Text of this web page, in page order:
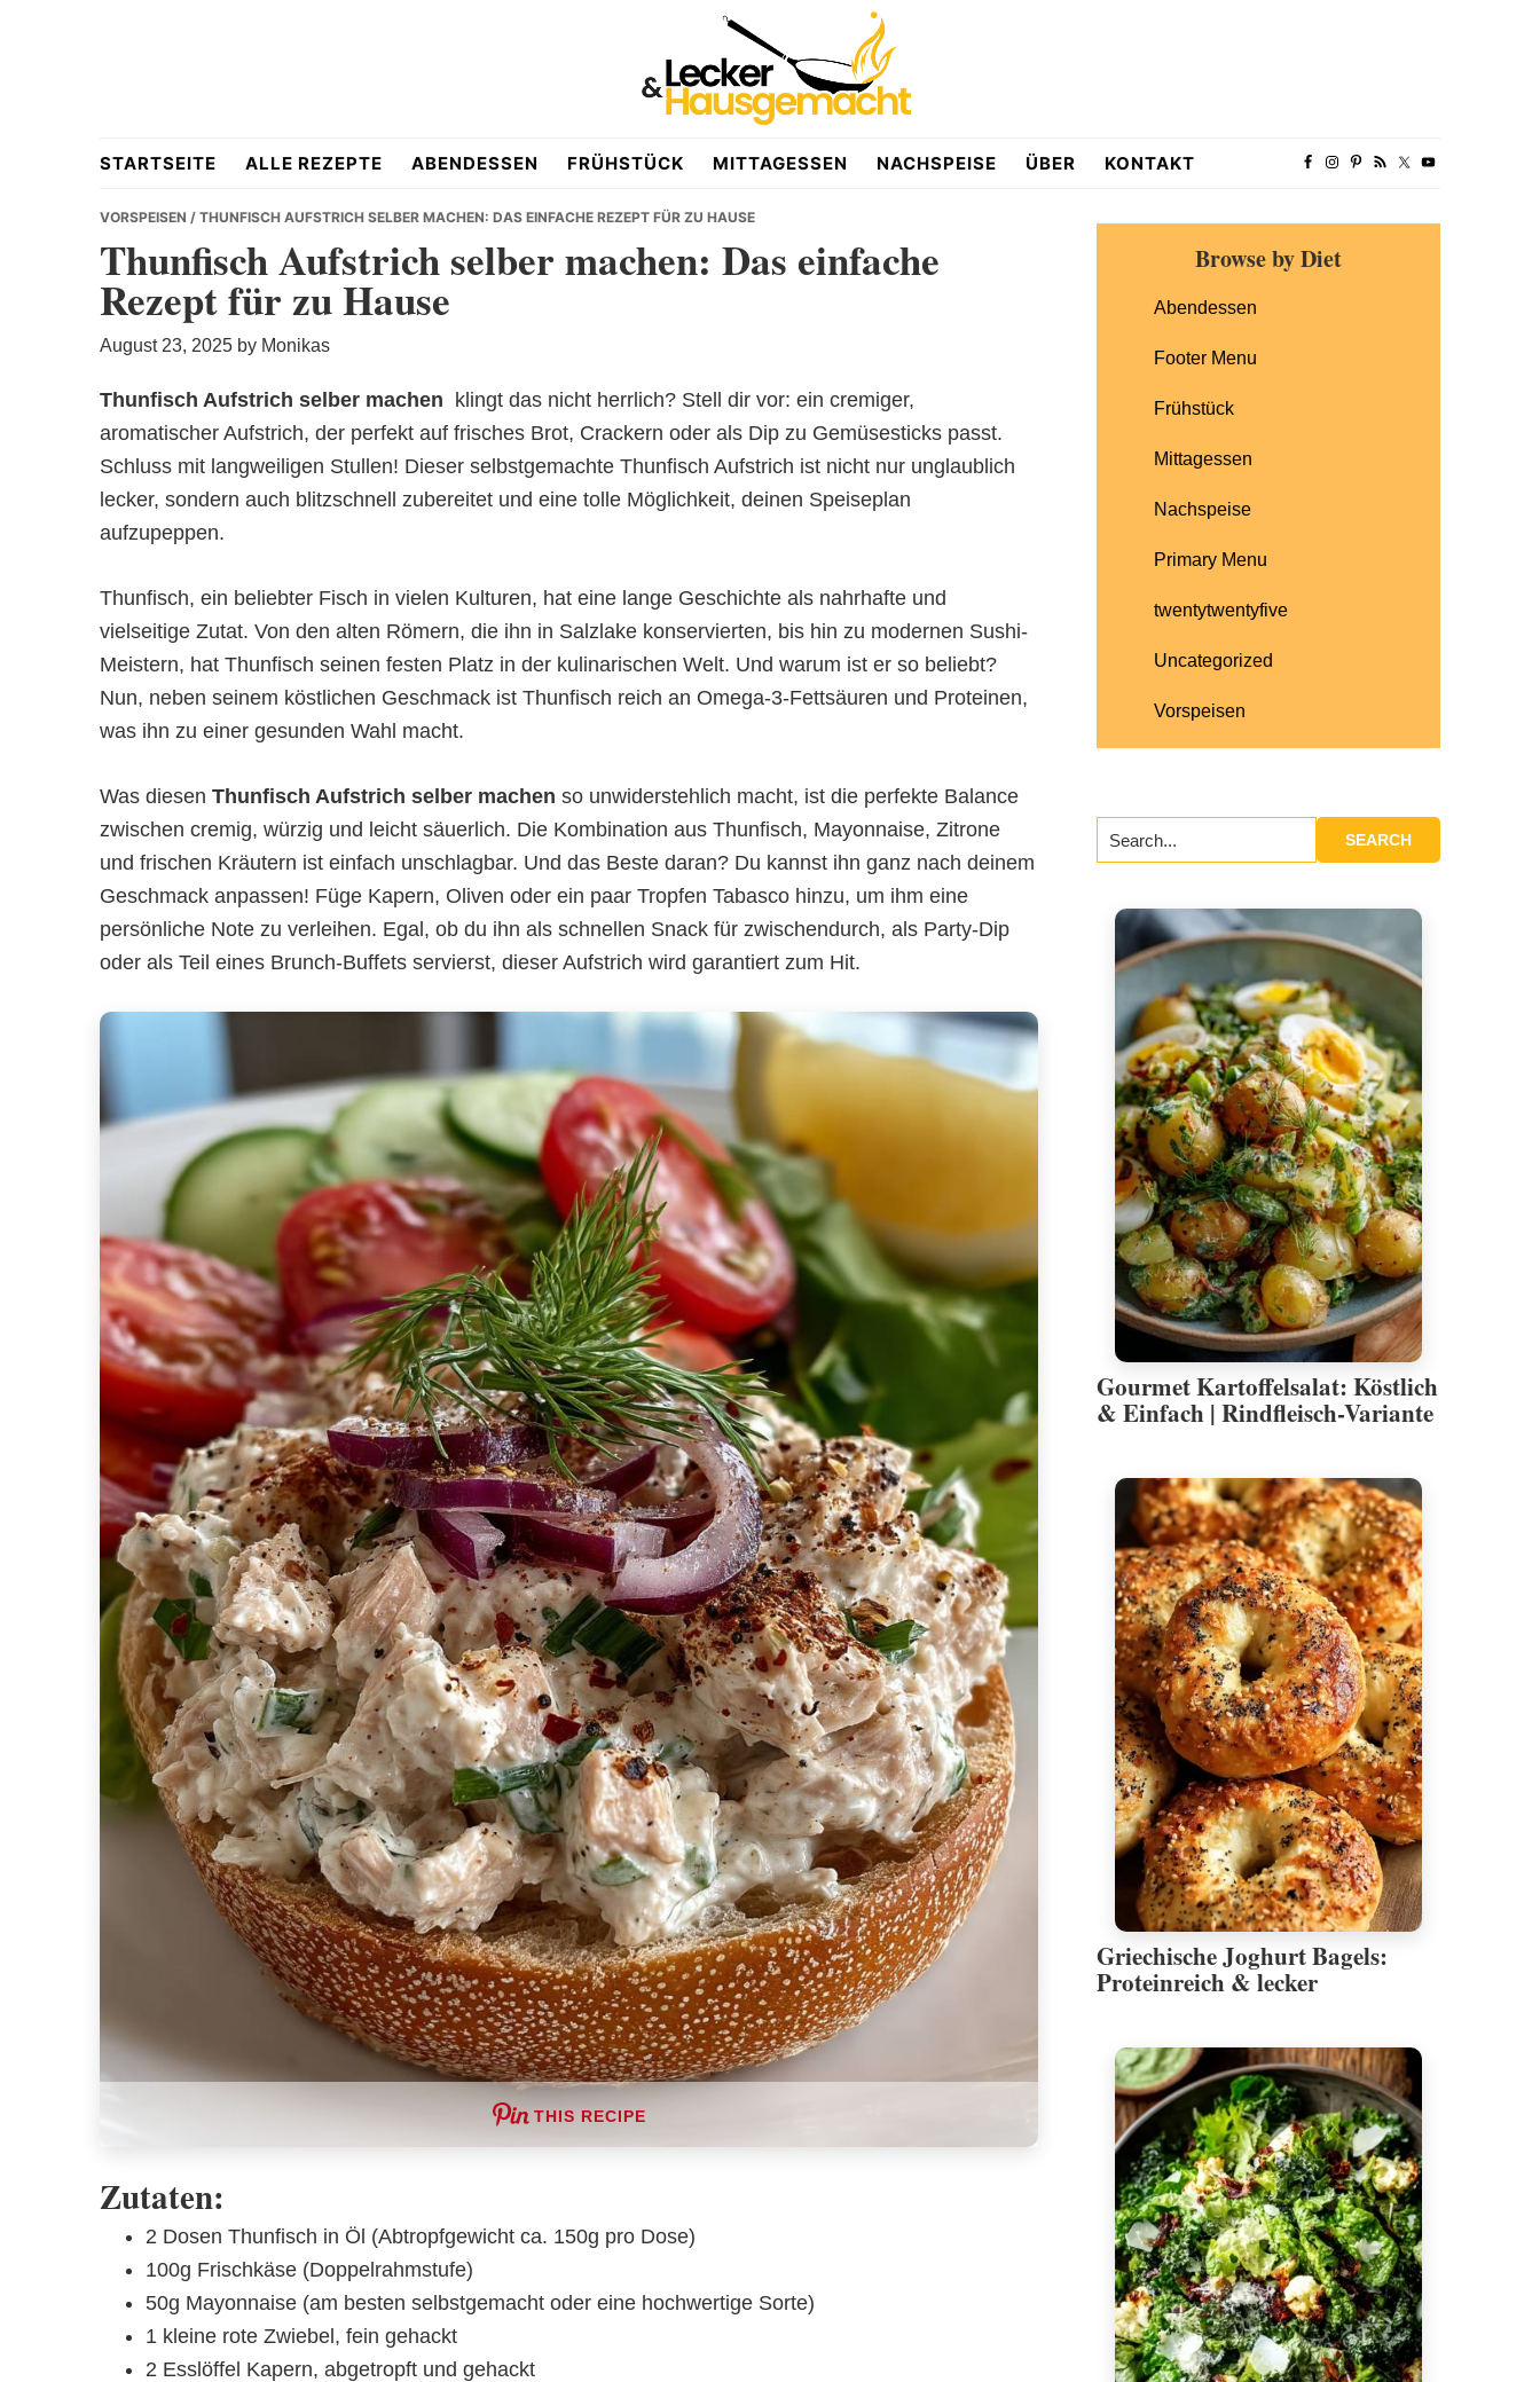
Hausgemacht
&
Lecker
STARTSEITE ALLE REZEPTE ABENDESSEN FRÜHSTÜCK MITTAGESSEN NACHSPEISE ÜBER KONTAKT
VORSPEISEN / THUNFISCH AUFSTRICH SELBER MACHEN: DAS EINFACHE REZEPT FÜR ZU HAUSE
Thunfisch Aufstrich selber machen: Das einfache
Rezept für zu Hause
August 23, 2025 by Monikas
Thunfisch Aufstrich selber machen  klingt das nicht herrlich? Stell dir vor: ein cremiger,
aromatischer Aufstrich, der perfekt auf frisches Brot, Crackern oder als Dip zu Gemüsesticks passt.
Schluss mit langweiligen Stullen! Dieser selbstgemachte Thunfisch Aufstrich ist nicht nur unglaublich
lecker, sondern auch blitzschnell zubereitet und eine tolle Möglichkeit, deinen Speiseplan
aufzupeppen.
Thunfisch, ein beliebter Fisch in vielen Kulturen, hat eine lange Geschichte als nahrhafte und
vielseitige Zutat. Von den alten Römern, die ihn in Salzlake konservierten, bis hin zu modernen Sushi-
Meistern, hat Thunfisch seinen festen Platz in der kulinarischen Welt. Und warum ist er so beliebt?
Nun, neben seinem köstlichen Geschmack ist Thunfisch reich an Omega-3-Fettsäuren und Proteinen,
was ihn zu einer gesunden Wahl macht.
Was diesen Thunfisch Aufstrich selber machen so unwiderstehlich macht, ist die perfekte Balance
zwischen cremig, würzig und leicht säuerlich. Die Kombination aus Thunfisch, Mayonnaise, Zitrone
und frischen Kräutern ist einfach unschlagbar. Und das Beste daran? Du kannst ihn ganz nach deinem
Geschmack anpassen! Füge Kapern, Oliven oder ein paar Tropfen Tabasco hinzu, um ihm eine
persönliche Note zu verleihen. Egal, ob du ihn als schnellen Snack für zwischendurch, als Party-Dip
oder als Teil eines Brunch-Buffets servierst, dieser Aufstrich wird garantiert zum Hit.
THIS RECIPE
Zutaten:
2 Dosen Thunfisch in Öl (Abtropfgewicht ca. 150g pro Dose)
100g Frischkäse (Doppelrahmstufe)
50g Mayonnaise (am besten selbstgemacht oder eine hochwertige Sorte)
1 kleine rote Zwiebel, fein gehackt
2 Esslöffel Kapern, abgetropft und gehackt
Primary
SidebarBrowse by Diet
Abendessen
Footer Menu
Frühstück
Mittagessen
Nachspeise
Primary Menu
twentytwentyfive
Uncategorized
Vorspeisen
Gourmet Kartoffelsalat: Köstlich
& Einfach | Rindfleisch-Variante
Griechische Joghurt Bagels:
Proteinreich & lecker